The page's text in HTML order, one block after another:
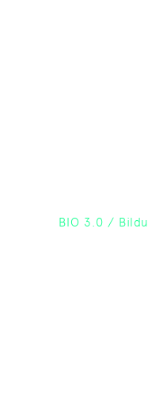
BIO 3.0 /